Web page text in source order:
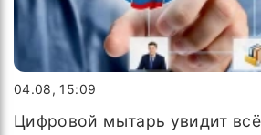
04.08, 15:09
Цифровой мытарь увидит